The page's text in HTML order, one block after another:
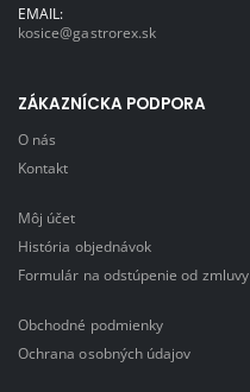
EMAIL:
kosice@gastrorex.sk
ZÁKAZNÍCKA PODPORA
O nás
Kontakt
Môj účet
História objednávok
Formulár na odstúpenie od zmluvy
Obchodné podmienky
Ochrana osobných údajov